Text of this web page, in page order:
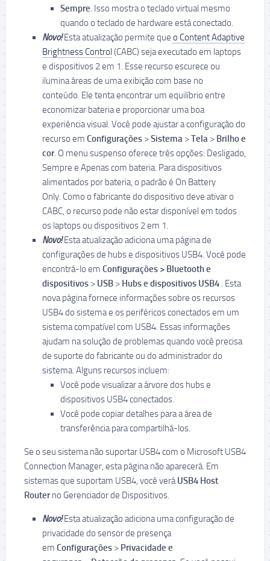
Sempre. Isso mostra o teclado virtual mesmo
quando o teclado de hardware está conectado.
Novo!Esta atualização permite que o Content Adaptive
Brightness Control(CABC) seja executado em laptops
e dispositivos 2 em 1. Esse recurso escurece ou
ilumina áreas de uma exibição com base no
conteúdo. Ele tenta encontrar um equilíbrio entre
economizar bateria e proporcionar uma boa
experiência visual. Você pode ajustar a configuração do
recurso em Configurações >Sistema >Tela > Brilho e
cor. O menu suspenso oferece três opções: Desligado,
Sempre e Apenas com bateria. Para dispositivos
alimentados por bateria, o padrão é On Battery
Only. Como o fabricante do dispositivo deve ativar o
CABC, o recurso pode não estar disponível em todos
os laptops ou dispositivos 2 em 1.
Novo!Esta atualização adiciona uma página de
configurações de hubs e dispositivos USB4. Você pode
encontrá-lo em Configurações > Bluetooth e
dispositivos > USB > Hubs e dispositivos USB4 . Esta
nova página fornece informações sobre os recursos
USB4 do sistema e os periféricos conectados em um
sistema compatível com USB4. Essas informações
ajudam na solução de problemas quando você precisa
de suporte do fabricante ou do administrador do
sistema. Alguns recursos incluem:
Você pode visualizar a árvore dos hubs e
dispositivos USB4 conectados.
Você pode copiar detalhes para a área de
transferência para compartilhá-los.
Se o seu sistema não suportar USB4 com o Microsoft USB4
Connection Manager, esta página não aparecerá. Em
sistemas que suportam USB4, você veráUSB4 Host
Routerno Gerenciador de Dispositivos.
Novo!Esta atualização adiciona uma configuração de
privacidade do sensor de presença
em Configurações > Privacidade e